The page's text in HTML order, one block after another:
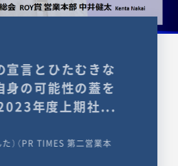
宣言とひたむきな
身の可能性の蓋を
2023年度上期社...
た）（PR TIMES 第二営業本